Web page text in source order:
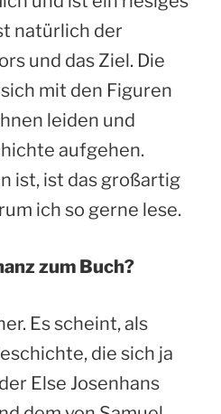
natürlich der
und das Ziel. Die
mit den Figuren
leiden und
aufgehen.
ist, ist das großartig
ich so gerne lese.
zum Buch?
Es scheint, als
die sich ja
Else Josenhans